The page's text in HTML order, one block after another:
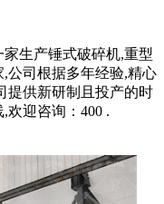
生产锤式破碎机,重型
公司根据多年经验,精心
提供新研制且投产的时
欢迎咨询：400 .